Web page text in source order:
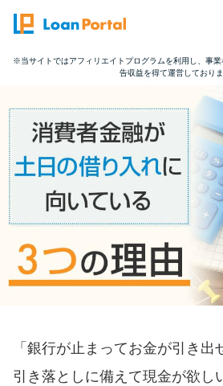
トップページ
おすすめコンテンツ
総合人気ラン
とにかくすぐ
バレずに借り
便利なコンテンツ
※当サイトではアフィリエイトプログラムを利用し、事
告収益を得て運営しておりま
「銀行が止まってお金が引き
引き落としに備えて現金が欲し